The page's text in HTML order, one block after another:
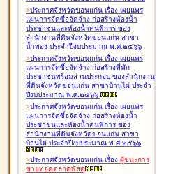
>ประกาศจังหวัดขอนแก่น เรื่อง เผยแพร่
แผนการจัดซื้อจัดจ้าง ก่อสร้างห้องน้ำ
ประชาชนและห้องน้ำคนพิการ ของ
สำนักงานที่ดินจังหวัดขอนแก่น สาขา
น้ำพอง ประจำปีงบประมาณ พ.ศ.๒๕๖๖
>ประกาศจังหวัดขอนแก่น เรื่อง เผยแพร่
แผนการจัดซื้อจัดจ้าง ก่อสร้างที่พัก
ประชาชนพร้อมส่วนประกอบ ของสำนักงาน
ที่ดินจังหวัดขอนแก่น สาขาบ้านไผ่ ประจำ
ปีงบประมาณ พ.ศ.๒๕๖๖
>ประกาศจังหวัดขอนแก่น เรื่อง เผยแพร่
แผนการจัดซื้อจัดจ้าง ก่อสร้างห้องน้ำ
ประชาชนและห้องน้ำคนพิการ ของ
สำนักงานที่ดินจังหวัดขอนแก่น สาขา
บ้านไผ่ ประจำปีงบประมาณ พ.ศ.๒๕๖๖
>ประกาศจังหวัดขอนแก่น เรื่อง ผู้ชนะการ
ขายทอดตลาดพัสดุ